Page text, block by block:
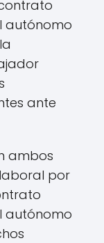
autónomo
ante
ambos
por
autónomo